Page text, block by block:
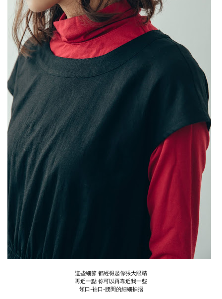
這些細節 都經得起你張大眼睛
再近一點 你可以再靠近我一些
領口-袖口-腰間的細細抽摺